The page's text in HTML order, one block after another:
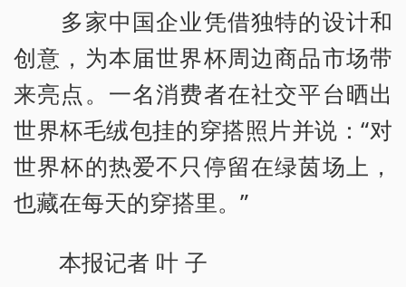
多家中国企业凭借独特的设计和
创意，为本届世界杯周边商品市场带
来亮点。一名消费者在社交平台晒出
世界杯毛绒包挂的穿搭照片并说：“对
世界杯的热爱不只停留在绿茵场上，
也藏在每天的穿搭里。”
本报记者 叶 子